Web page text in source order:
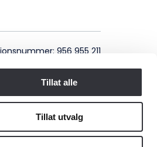
Tillat alle
Tillat utvalg
956 955 211